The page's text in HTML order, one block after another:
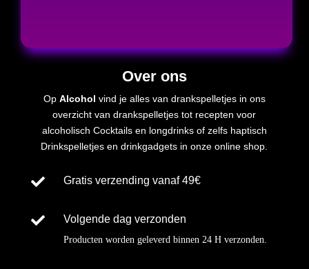
Over ons
Op Alcohol vind je alles van drankspelletjes in ons
overzicht van drankspelletjes tot recepten voor
alcoholisch Cocktails en longdrinks of zelfs haptisch
Drinkspelletjes en drinkgadgets in onze online shop.
 Gratis verzending vanaf 49€
 Volgende dag verzonden
Producten worden geleverd binnen 24 H verzonden.